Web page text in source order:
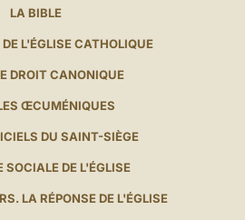
LA BIBLE
L'ÉGLISE CATHOLIQUE
DROIT CANONIQUE
ŒCUMÉNIQUES
DU SAINT-SIÈGE
SOCIALE DE L'ÉGLISE
LA RÉPONSE DE L'ÉGLISE